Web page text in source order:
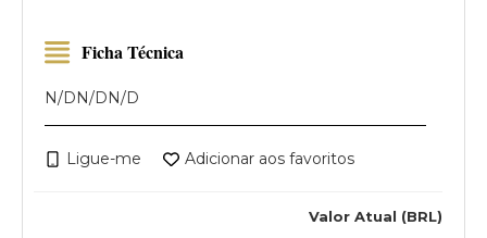
Valor Atual (BRL)
Ficha Técnica
N/DN/DN/D
Ligue-me Adicionar aos favoritos